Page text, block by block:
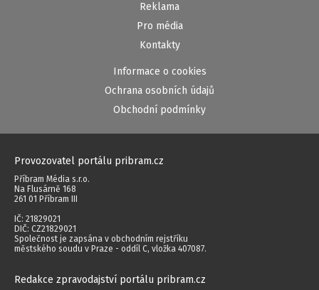
Reklama
Pro média
Kontakty
Informace o cookies
Ochrana osobních údajů
Obchodní podmínky
Provozovatel portálu pribram.cz
Příbram Média s.r.o.
Na Flusárně 168
261 01 Příbram III
IČ: 21829021
DIČ: CZ21829021
Společnost je zapsána v obchodním rejstříku
městského soudu v Praze - oddíl C, vložka 407087.
Redakce zpravodajství portálu pribram.cz